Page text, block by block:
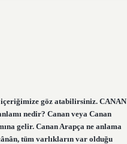
göz atabilirsiniz. CANAN
nedir? Canan veya Canan
gelir. Canan Arapça ne anlama
tüm varlıkların var olduğu